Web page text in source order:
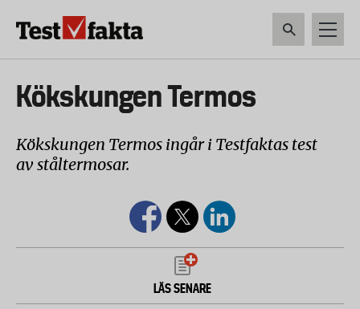
Huvudmeny
ny
Kökskungen Termos
Kökskungen Termos ingår i Testfaktas test
av ståltermosar.
LÄS SENARE